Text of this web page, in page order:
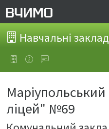
Навчальні
ліцей" №69